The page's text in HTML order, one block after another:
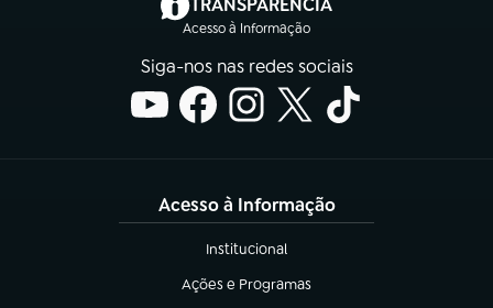
TRANSPARÊNCIA
Acesso à Informação
Siga-nos nas redes sociais
Acesso à Informação
Institucional
(abre em nova aba)
Ações e Programas
(abre em nova aba)